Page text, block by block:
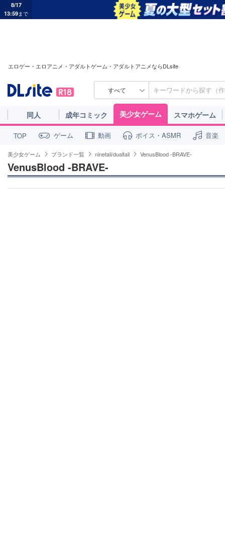
8/17
13:59まで
エロゲー・エロアニメ・アダルトゲーム・アダルトアニメならDLsite
すべて
同人 成年コミック 美少女ゲーム スマホゲーム
TOP ゲーム 動画 ボイス・ASMR 音楽
美少女ゲーム ブランド一覧 ninetail/dualtail VenusBlood -BRAVE-
VenusBlood -BRAVE-